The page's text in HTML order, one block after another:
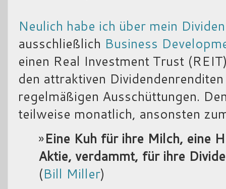
Neulich habe ich über mein
ausschließlich Business
einen Real Investment Trust
den attraktiven
regelmäßigen Ausschüttungen.
teilweise monatlich, ansonsten
»Eine Kuh für ihre Milch, eine
Aktie, verdammt, für ihre
(Bill Miller)